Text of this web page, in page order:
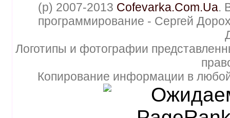
(p) 2007-2013 Cofevarka.Com.Ua.
программирование - Сергей
Логотипы и фотографии
Копирование информации в